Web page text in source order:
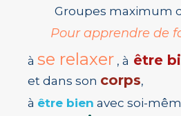
Groupes maximum
Pour apprendre de
à se relaxer , à être
et dans son corps,
à être bien avec soi-